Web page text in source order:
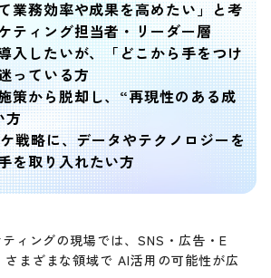
業務効率や成果を高めたい」と考
ティング担当者・リーダー層
入したいが、「どこから手をつけ
っている方
策から脱却し、“再現性のある成
方
戦略に、データやテクノロジーを
を取り入れたい方
ィングの現場では、SNS・広告・E
まざまな領域で AI活用の可能性が広